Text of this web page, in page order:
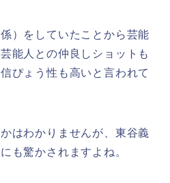
）をしていたことから芸能
能人との仲良しショットも
ぴょう性も高いと言われて
はわかりませんが、東谷義
も驚かされますよね。